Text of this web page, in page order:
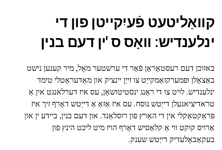
קוואַליטעט פֿעיִקייטן פון די
ינלענדיש: וואָס ס 'ין דעם בנין
באזוכן דעם רעסטאָראַן פֿאַר די ערשטער מאָל, מיר קענען נישט
באַצאָלן ופמערקזאַמקייַט צו זייַן יינציק און מאַדעראַטלי טימד
ינלענדיש. לויט צו די ראַנג ינסטיטושאַן, עס איז דערלאנגט אין אַ
טראדיציאנעלן דייַטש נוסח. עס איז אַזאַ אַ דייַטש דאָרף זיך איז
פּראַקטאַקלי אין די האַרץ פון רוסלאַנד. און דעם בנין, ביידע ין און
אַרויס קוקט ווי אַ קלאַסיש דאָרף הויז מיט ליכט הינץ פון
בעקאַבאָלעדיק דייַטש שענק.